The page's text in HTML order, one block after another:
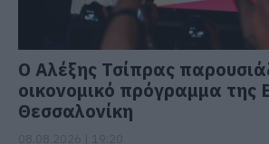
Ο Αλέξης Τσίπρας
οικονομικό πρόγραμμα της
Θεσσαλονίκη